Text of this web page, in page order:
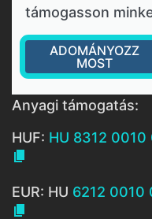
támogasson
ADOMÁNYOZZ
MOST
Anyagi támogatás:
HUF: HU 8312

EUR: HU 6212 0010
